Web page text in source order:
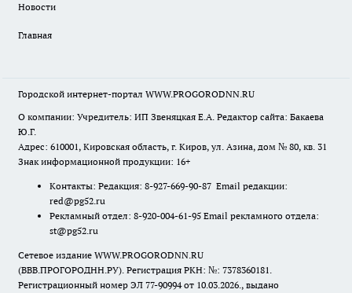
Новости
Главная
Городской интернет-портал WWW.PROGORODNN.RU
О компании: Учредитель: ИП Звеняцкая Е.А. Редактор сайта: Бакаева
Ю.Г.
Адрес: 610001, Кировская область, г. Киров, ул. Азина, дом № 80, кв. 31
Знак информационной продукции: 16+
Контакты: Редакция: 8-927-669-90-87 Email редакции:
red@pg52.ru
Рекламный отдел: 8-920-004-61-95 Email рекламного отдела:
st@pg52.ru
Сетевое издание WWW.PROGORODNN.RU
(ВВВ.ПРОГОРОДНН.РУ). Регистрация РКН: №: 7378360181.
Регистрационный номер ЭЛ 77-90994 от 10.03.2026., выдано